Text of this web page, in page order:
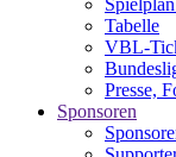
Tabelle
VBL-
Presse,
Sponsoren